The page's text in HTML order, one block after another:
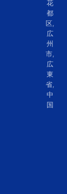
花
都
区,
広
州
市,
広
東
省,
中
国